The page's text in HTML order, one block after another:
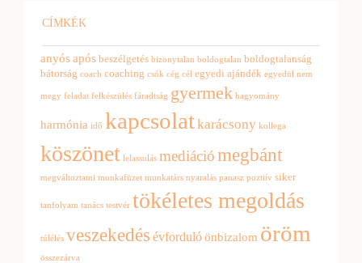
CÍMKÉK
anyósapós beszélgetés bizonytalan boldogtalan boldogtalanság
bátorság coach coaching csók cég cél egyedi ajándék egyedül nem
megy feladat felkészülés fáradtság gyermek hagyomány
harmónia idő kapcsolatkarácsony kollega
köszönet lelassulás mediációmegbánt
megváltoztatni munkafüzet munkatárs nyaralás panasz poztiív siker
tanfolyam tanács testvér tökéletes megoldás
túlélés veszekedés évfordulóönbizalom öröm
összezárva